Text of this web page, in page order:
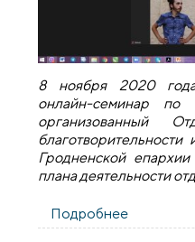
8 ноября 2020
онлайн-семинар по
организованный
Гродненской
плана деятельности
Подробнее
семинар